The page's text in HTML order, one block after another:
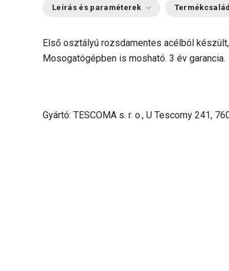
Leírás és paraméterek Termékcsalád
Első osztályú rozsdamentes acélból
Mosogatógépben is mosható. 3 év garancia.
Gyártó: TESCOMA s. r. o., U Tescomy 241,